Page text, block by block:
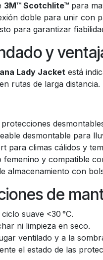
1 en hombros y codos .
3M™ Scotchlite™para
doble para unir con
para garantizar
y
Lady Jacket está
rutas de larga distancia.
desmontable para
para climas cálidos y
y compatible
almacenamiento con
de
suave <30 °C.
ni limpieza en seco.
ventilado y a la